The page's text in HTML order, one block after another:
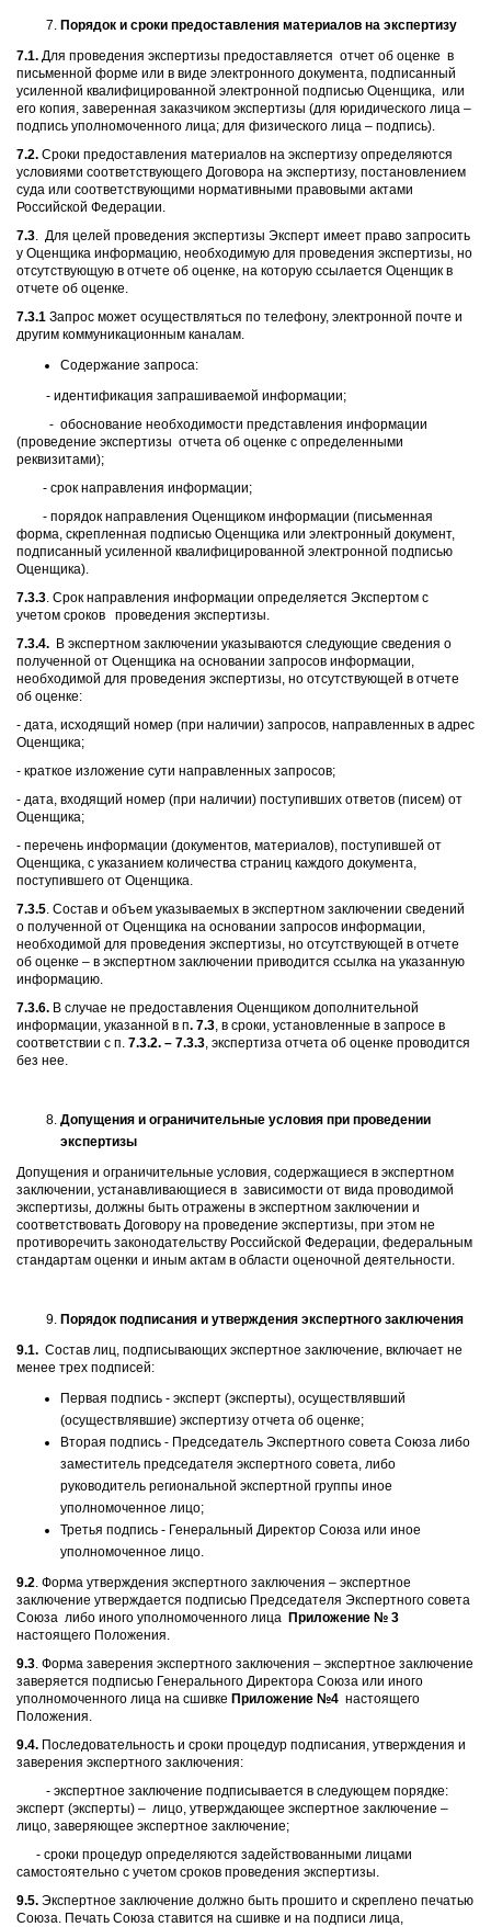
Порядок и сроки предоставления материалов на экспертизу
7.1. Для проведения экспертизы предоставляется отчет об оценке в
письменной форме или в виде электронного документа, подписанный
усиленной квалифицированной электронной подписью Оценщика, или
его копия, заверенная заказчиком экспертизы (для юридического лица –
подпись уполномоченного лица; для физического лица – подпись).
7.2. Сроки предоставления материалов на экспертизу определяются
условиями соответствующего Договора на экспертизу, постановлением
суда или соответствующими нормативными правовыми актами
Российской Федерации.
7.3. Для целей проведения экспертизы Эксперт имеет право запросить
у Оценщика информацию, необходимую для проведения экспертизы, но
отсутствующую в отчете об оценке, на которую ссылается Оценщик в
отчете об оценке.
7.3.1 Запрос может осуществляться по телефону, электронной почте и
другим коммуникационным каналам.
Содержание запроса:
- идентификация запрашиваемой информации;
- обоснование необходимости представления информации
(проведение экспертизы отчета об оценке с определенными
реквизитами);
- срок направления информации;
- порядок направления Оценщиком информации (письменная
форма, скрепленная подписью Оценщика или электронный документ,
подписанный усиленной квалифицированной электронной подписью
Оценщика).
7.3.3. Срок направления информации определяется Экспертом с
учетом сроков проведения экспертизы.
7.3.4. В экспертном заключении указываются следующие сведения о
полученной от Оценщика на основании запросов информации,
необходимой для проведения экспертизы, но отсутствующей в отчете
об оценке:
- дата, исходящий номер (при наличии) запросов, направленных в адрес
Оценщика;
- краткое изложение сути направленных запросов;
- дата, входящий номер (при наличии) поступивших ответов (писем) от
Оценщика;
- перечень информации (документов, материалов), поступившей от
Оценщика, с указанием количества страниц каждого документа,
поступившего от Оценщика.
7.3.5. Состав и объем указываемых в экспертном заключении сведений
о полученной от Оценщика на основании запросов информации,
необходимой для проведения экспертизы, но отсутствующей в отчете
об оценке – в экспертном заключении приводится ссылка на указанную
информацию.
7.3.6. В случае не предоставления Оценщиком дополнительной
информации, указанной в п. 7.3, в сроки, установленные в запросе в
соответствии с п. 7.3.2. – 7.3.3, экспертиза отчета об оценке проводится
без нее.
Допущения и ограничительные условия при проведении
экспертизы
Допущения и ограничительные условия, содержащиеся в экспертном
заключении, устанавливающиеся в зависимости от вида проводимой
экспертизы, должны быть отражены в экспертном заключении и
соответствовать Договору на проведение экспертизы, при этом не
противоречить законодательству Российской Федерации, федеральным
стандартам оценки и иным актам в области оценочной деятельности.
Порядок подписания и утверждения экспертного заключения
9.1. Состав лиц, подписывающих экспертное заключение, включает не
менее трех подписей:
Первая подпись - эксперт (эксперты), осуществлявший
(осуществлявшие) экспертизу отчета об оценке;
Вторая подпись - Председатель Экспертного совета Союза либо
заместитель председателя экспертного совета, либо
руководитель региональной экспертной группы иное
уполномоченное лицо;
Третья подпись - Генеральный Директор Союза или иное
уполномоченное лицо.
9.2. Форма утверждения экспертного заключения – экспертное
заключение утверждается подписью Председателя Экспертного совета
Союза либо иного уполномоченного лица Приложение № 3
настоящего Положения.
9.3. Форма заверения экспертного заключения – экспертное заключение
заверяется подписью Генерального Директора Союза или иного
уполномоченного лица на сшивке Приложение №4 настоящего
Положения.
9.4. Последовательность и сроки процедур подписания, утверждения и
заверения экспертного заключения:
- экспертное заключение подписывается в следующем порядке:
эксперт (эксперты) – лицо, утверждающее экспертное заключение –
лицо, заверяющее экспертное заключение;
- сроки процедур определяются задействованными лицами
самостоятельно с учетом сроков проведения экспертизы.
9.5. Экспертное заключение должно быть прошито и скреплено печатью
Союза. Печать Союза ставится на сшивке и на подписи лица,